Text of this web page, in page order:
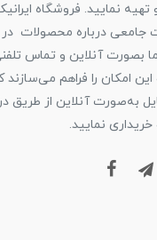
نمایید. فروشگاه
درباره محصولات در
بصورت آنلاین و تماس
امکان را فراهم می‌سازند
به‌صورت آنلاین از طریق
نمایید.